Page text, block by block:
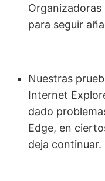
para seguir
Nuestras
Internet
dado
Edge, en
deja continuar.